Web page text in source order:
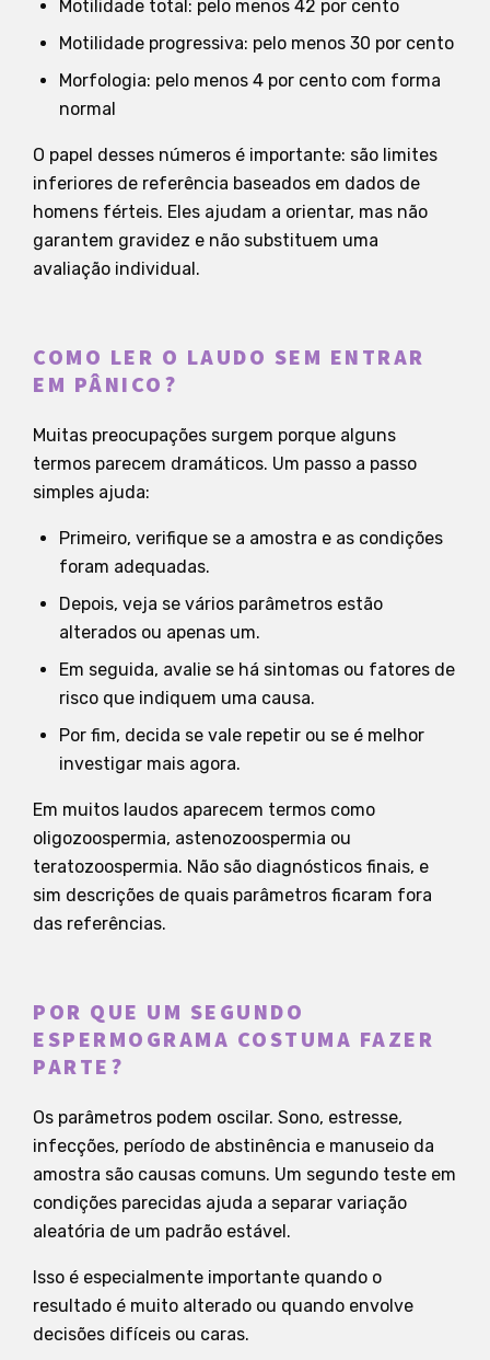
Motilidade total: pelo menos 42 por cento
Motilidade progressiva: pelo menos 30 por cento
Morfologia: pelo menos 4 por cento com forma
normal
O papel desses números é importante: são limites
inferiores de referência baseados em dados de
homens férteis. Eles ajudam a orientar, mas não
garantem gravidez e não substituem uma
avaliação individual.
COMO LER O LAUDO SEM ENTRAR
EM PÂNICO?
Muitas preocupações surgem porque alguns
termos parecem dramáticos. Um passo a passo
simples ajuda:
Primeiro, verifique se a amostra e as condições
foram adequadas.
Depois, veja se vários parâmetros estão
alterados ou apenas um.
Em seguida, avalie se há sintomas ou fatores de
risco que indiquem uma causa.
Por fim, decida se vale repetir ou se é melhor
investigar mais agora.
Em muitos laudos aparecem termos como
oligozoospermia, astenozoospermia ou
teratozoospermia. Não são diagnósticos finais, e
sim descrições de quais parâmetros ficaram fora
das referências.
POR QUE UM SEGUNDO
ESPERMOGRAMA COSTUMA FAZER
PARTE?
Os parâmetros podem oscilar. Sono, estresse,
infecções, período de abstinência e manuseio da
amostra são causas comuns. Um segundo teste em
condições parecidas ajuda a separar variação
aleatória de um padrão estável.
Isso é especialmente importante quando o
resultado é muito alterado ou quando envolve
decisões difíceis ou caras.